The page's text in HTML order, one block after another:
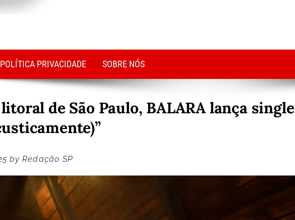
POLÍTICA PRIVACIDADE SOBRE NÓS
de São Paulo, BALARA lança single
byRedação SP